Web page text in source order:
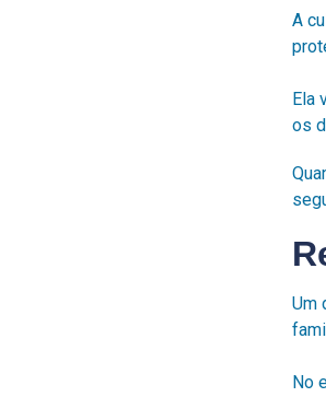
A
Ela
os
Um
No